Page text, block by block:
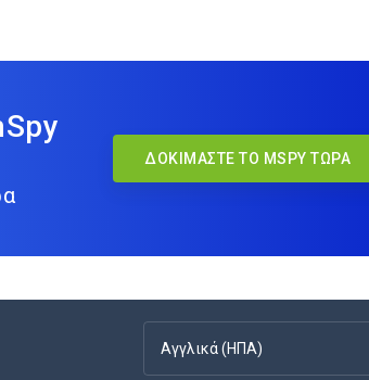
ΔΟΚΙΜΆΣΤΕ ΤΟ MSPY ΤΏΡΑ
Αγγλικά (ΗΠΑ)